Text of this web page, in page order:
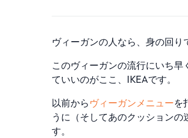
ヴィーガンの人なら、身の回り
このヴィーガンの流行にいち
ていいのがここ、IKEAです。
以前から ヴィーガンメニューを
うに（そしてあのクッション
す。